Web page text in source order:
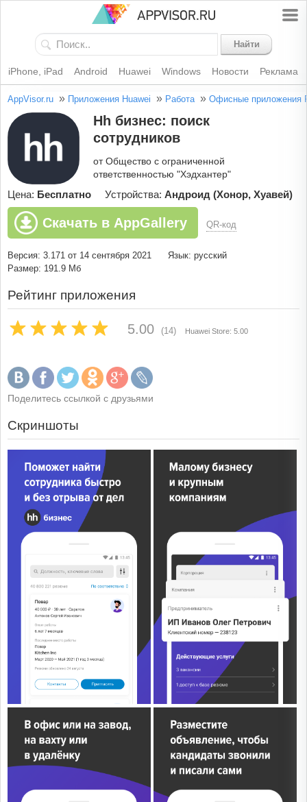
Найти
iPhone, iPad Android Huawei Windows Новости Реклама
AppVisor.ru » Приложения Huawei » Работа » Офисные приложения
Hh бизнес: поиск
сотрудников
от Общество с ограниченной
ответственностью "Хэдхантер"
Цена: Бесплатно Устройства: Андроид (Хонор, Хуавей)
Скачать в AppGallery QR-код
Версия: 3.171 от 14 сентября 2021
Язык: русский
Размер: 191.9 Мб
Рейтинг приложения
5.00 (14) Huawei Store: 5.00
Поделитесь ссылкой с друзьями
Скриншоты